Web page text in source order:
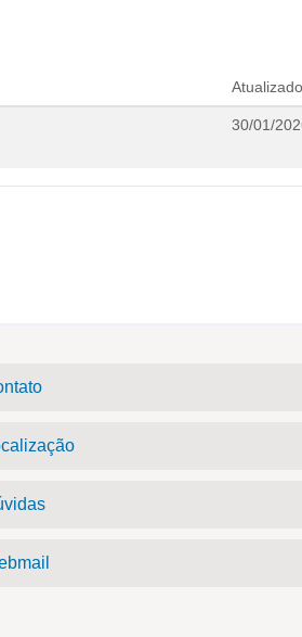
30/01/